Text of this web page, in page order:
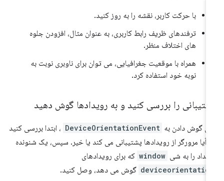
با حرکت کاربر، نقشه را به روز کنید.
ترفندهای ظریف رابط کاربری، به عنوان مثال، افزودن جلوه
های اختلاف منظر.
همراه با موقعیت جغرافیایی، می توان برای ناوبری نوبت به
نوبه خود استفاده کرد.
را بررسی کنید و به رویدادها گوش دهید
گوش دادن به DeviceOrientationEvent ، ابتدا بررسی کنید
آیا مرورگر از رویدادها پشتیبانی می کند یا خیر. سپس، یک شنونده
را به شی window که برای رویدادهای
گوش می دهد، وصل کنید.